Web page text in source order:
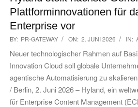
Plattforminnovationen für
Enterprise vor
2026-
06-
02
BY: PR-GATEWAY ON: 2. JUNI 2026 IN:
Neuer technologischer Rahmen auf
Innovation Cloud soll globale
agentische Automatisierung zu
/ Berlin, 2. Juni 2026 – Hyland, ein
für Enterprise Content Management